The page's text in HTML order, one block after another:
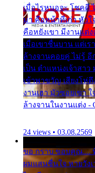
เมื่อไรหนอจะ โชคดี
มา คือหน้าที่เก่า หัว
คือหยังเขา มีงานแต่
เมื่อเขาชื่นบาน แต่เ
ล้างจานคอยคู่ ไม่รู้ อี
เป็น ตำแหน่งเจ้าสา
เข้าพาขวัญ เสียงโห่
งานเฮา มัวซอยเขา
ล้างจานในงานแต่ง -
24 views • 03.08.2569
ขอ กราบ ขอบคุณ....
ผมแสนชื่นใจ หายวังเ